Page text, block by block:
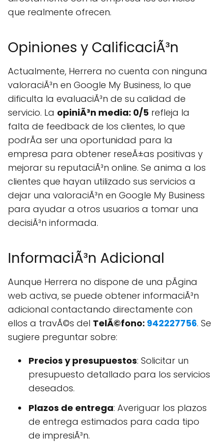
que realmente ofrecen.
Opiniones y CalificaciÃ³n
Actualmente, Herrera no cuenta con ninguna
valoraciÃ³n en Google My Business, lo que
dificulta la evaluaciÃ³n de su calidad de
servicio. La opiniÃ³n media: 0/5 refleja la
falta de feedback de los clientes, lo que
podrÃ­a ser una oportunidad para la
empresa para obtener reseÃ±as positivas y
mejorar su reputaciÃ³n online. Se anima a los
clientes que hayan utilizado sus servicios a
dejar una valoraciÃ³n en Google My Business
para ayudar a otros usuarios a tomar una
decisiÃ³n informada.
InformaciÃ³n Adicional
Aunque Herrera no dispone de una pÃgina
web activa, se puede obtener informaciÃ³n
adicional contactando directamente con
ellos a travÃ©s del TelÃ©fono: 942227756. Se
sugiere preguntar sobre:
Precios y presupuestos: Solicitar un
presupuesto detallado para los servicios
deseados.
Plazos de entrega: Averiguar los plazos
de entrega estimados para cada tipo
de impresiÃ³n.